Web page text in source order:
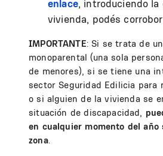
enlace, introduciendo la
vivienda, podés
IMPORTANTE: Si se trata de
monoparental (una sola
de menores), si se tiene una
sector Seguridad Edilicia para
o si alguien de la vivienda se
situación de discapacidad,
en cualquier momento del
zona.